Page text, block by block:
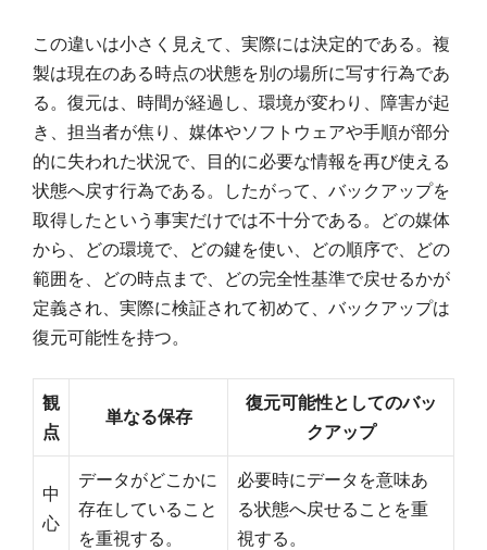
この違いは小さく見えて、実際には決定的である。複
製は現在のある時点の状態を別の場所に写す行為であ
る。復元は、時間が経過し、環境が変わり、障害が起
き、担当者が焦り、媒体やソフトウェアや手順が部分
的に失われた状況で、目的に必要な情報を再び使える
状態へ戻す行為である。したがって、バックアップを
取得したという事実だけでは不十分である。どの媒体
から、どの環境で、どの鍵を使い、どの順序で、どの
範囲を、どの時点まで、どの完全性基準で戻せるかが
定義され、実際に検証されて初めて、バックアップは
復元可能性を持つ。
観
点
単なる保存
復元可能性としてのバッ
クアップ
中
心
データがどこかに
存在していること
を重視する。
必要時にデータを意味あ
る状態へ戻せることを重
視する。